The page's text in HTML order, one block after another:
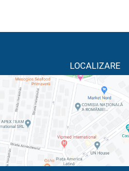
LOCALIZARE